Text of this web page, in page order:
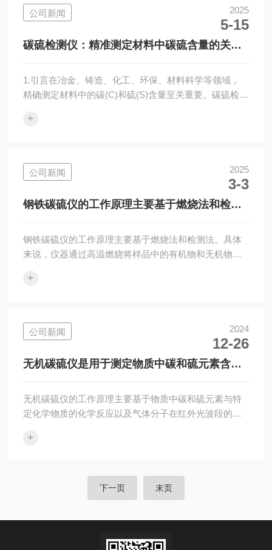
样品(如金属、矿石等)置于高温炉中，通入氧气或惰性气
体环境，通过高频感应加热或电阻炉加热至高温(通常超
过1600℃)，使样品中的碳(C)、硫(S)元素充分氧化，转
化为二氧化碳(CO2)和二...
公司新闻 2025
5-15
碳硫检测仪：精准测定材料中碳硫含量的关键
1.引言在冶金、铸造、化工、环保、材料科学等领域，
精确测定材料中的碳(C)和硫(S)含量至关重要。碳硫检测
测定固体、液体或气体样品中碳和硫元素含量的分析仪
理是通过高温燃烧或化学反应将样品中的碳和硫转化为
可检测的气体(如CO₂和SO₂)，再通过物理或化学方法进
行定量分析。常见的检测技术包括：(1)红外吸收法(I...
+
公司新闻 2025
3-3
钢铁碳硫仪的工作原理主要基于燃烧法和检测
钢铁碳硫仪的工作原理主要基于燃烧法和检测法。具体
来说，仪器通过高温燃烧将样品中的有机物和无机物转
素转化为二氧化硫(SO2)。随后，利用特定的检测方法，
硫仪根据其工作原理和检测技术的不同，主要分为以下
几类：微机(单片机)碳硫分析仪：这类仪器通常采用气体
容量法测碳，碘量法测硫。它们利用化学反应原理，通
过测量反应过程中气体的体积或质量...
+
公司新闻 2024
12-26
无机碳硫仪是用于测定物质中碳和硫元素含量
无机碳硫仪的工作原理主要基于物质中碳和硫元素与特
定化学物质的化学反应以及气体分子在红外光波段的选
骤：样品预处理：样品首先经过研磨、筛分和干燥等预
高温燃烧。在燃烧过程中，样品中的碳和硫元素被氧化
成二氧化碳(CO2)和二氧化硫(SO2)气体。气体分析：生
+
下一页 末页